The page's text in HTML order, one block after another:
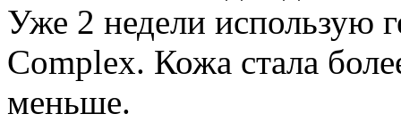
Уже 2 недели использую
Complex. Кожа стала
меньше.